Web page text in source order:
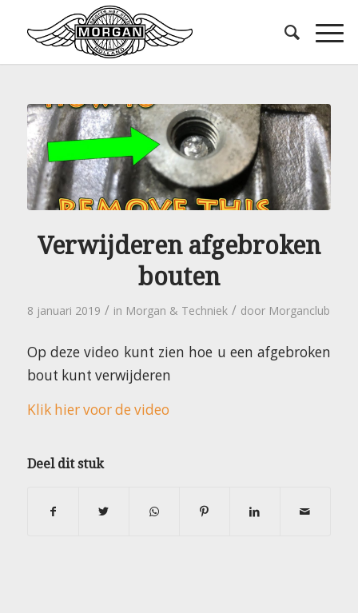
Verwijderen afgebroken
bouten
8 januari 2019 / in Morgan & Techniek / door Morganclub
Op deze video kunt zien hoe u een afgebroken
bout kunt verwijderen
Klik hier voor de video
Deel dit stuk